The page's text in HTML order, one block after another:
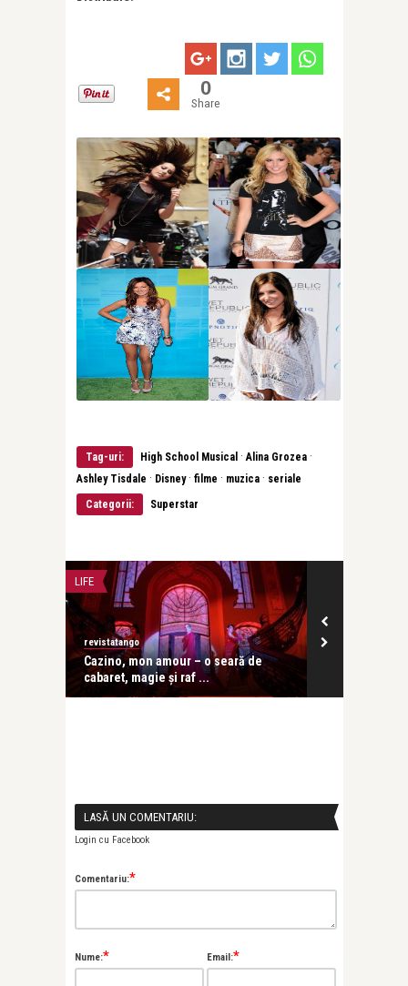
0
Share
Tag-uri: High School Musical · Alina Grozea ·
Ashley Tisdale · Disney· filme · muzica · seriale
Categorii:
Superstar
LIFE
revistatango
Cazino, mon amour – o seară de
cabaret, magie și raf ...
LASĂ UN COMENTARIU:
Login cu Facebook
Comentariu:*
Nume:* Email:*